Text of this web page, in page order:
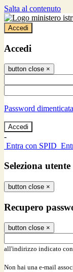
Salta al contenuto
Accedi
Accedi
button close ×
Password
-
Entra con SPID
Seleziona utente
button close ×
Recupero
button close ×
all'indirizzo indicato
Non hai una e-mail